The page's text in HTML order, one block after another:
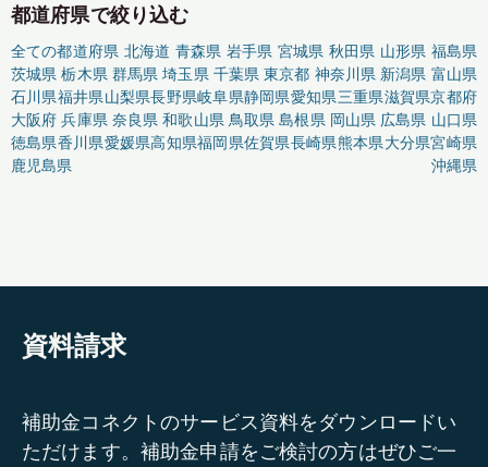
都道府県で絞り込む
全ての都道府県 北海道 青森県 岩手県 宮城県 秋田県 山形県 福島県
茨城県 栃木県 群馬県 埼玉県 千葉県 東京都 神奈川県 新潟県 富山県
石川県福井県山梨県長野県岐阜県静岡県愛知県三重県滋賀県京都府
大阪府 兵庫県 奈良県 和歌山県 鳥取県 島根県 岡山県 広島県 山口県
徳島県香川県愛媛県高知県福岡県佐賀県長崎県熊本県大分県宮崎県
鹿児島県
沖縄県
資料請求
補助金コネクトのサービス資料をダウンロードい
ただけます。補助金申請をご検討の方はぜひご一